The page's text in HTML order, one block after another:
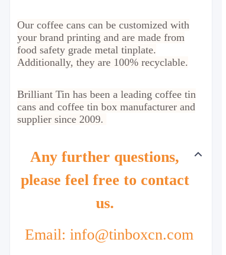
Our coffee cans can be customized with
your brand printing and are made from
food safety grade metal tinplate.
Additionally, they are 100% recyclable.
Brilliant Tin has been a leading coffee tin
cans and coffee tin box manufacturer and
supplier since 2009.
Any further questions,
please feel free to contact
us.
Email: info@tinboxcn.com